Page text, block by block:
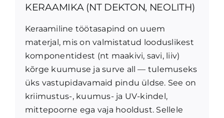
KERAAMIKA (NT DEKTON, NEOLITH)
Keraamiline töötasapind on uuem
materjal, mis on valmistatud looduslikest
komponentidest (nt maakivi, savi, liiv)
kõrge kuumuse ja surve all — tulemuseks
üks vastupidavamaid pindu üldse. See on
kriimustus-, kuumus- ja UV-kindel,
mittepoorne ega vaja hooldust. Sellele